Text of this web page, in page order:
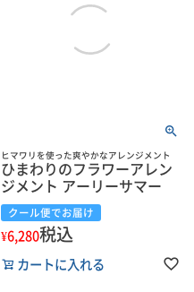
ヒマワリを使った爽やかなアレンジメント
ひまわりのフラワーアレン
ジメント アーリーサマー
クール便でお届け
¥6,280税込
カートに入れる